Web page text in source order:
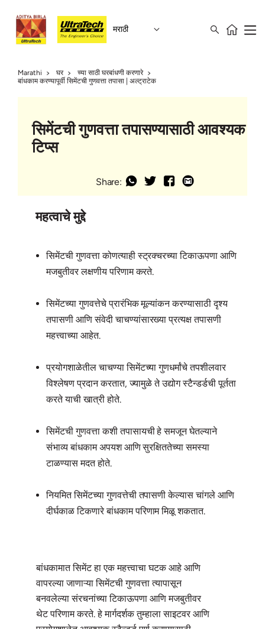
मराठी
Marathi घर
च्या साठी घरबांधणी करणारे
बांधकाम करण्यापूर्वी सिमेंटची गुणवत्ता तपासा | अल्ट्राटेक
सिमेंटची गुणवत्ता तपासण्यासाठी आवश्यक
टिप्स
Share:
महत्वाचे मुद्दे
सिमेंटची गुणवत्ता कोणत्याही स्ट्रक्चरच्या टिकाऊपणा आणि
मजबुतीवर लक्षणीय परिणाम करते.
सिमेंटच्या गुणवत्तेचे प्रारंभिक मूल्यांकन करण्यासाठी दृश्य
तपासणी आणि संवेदी चाचण्यांसारख्या प्रत्यक्ष तपासणी
महत्त्वाच्या आहेत.
प्रयोगशाळेतील चाचण्या सिमेंटच्या गुणधर्मांचे तपशीलवार
विश्लेषण प्रदान करतात, ज्यामुळे ते उद्योग स्टैन्डर्डची पूर्तता
करते याची खात्री होते.
सिमेंटची गुणवत्ता कशी तपासायची हे समजून घेतल्याने
संभाव्य बांधकाम अपयश आणि सुरक्षिततेच्या समस्या
टाळण्यास मदत होते.
नियमित सिमेंटच्या गुणवत्तेची तपासणी केल्यास चांगले आणि
दीर्घकाळ टिकणारे बांधकाम परिणाम मिळू शकतात.
बांधकामात सिमेंट हा एक महत्त्वाचा घटक आहे आणि
वापरल्या जाणाऱ्या सिमेंटची गुणवत्ता त्यापासून
बनवलेल्या संरचनांच्या टिकाऊपणा आणि मजबुतीवर
थेट परिणाम करते. हे मार्गदर्शक तुम्हाला साइटवर आणि